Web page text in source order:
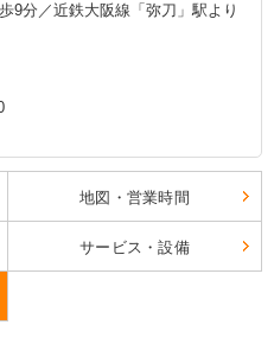
9分／近鉄大阪線「弥刀」駅より
地図・営業時間
サービス・設備